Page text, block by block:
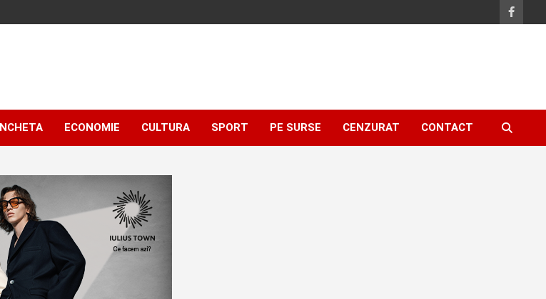
ECONOMIE CULTURA SPORT PE SURSE CENZURAT CONTACT